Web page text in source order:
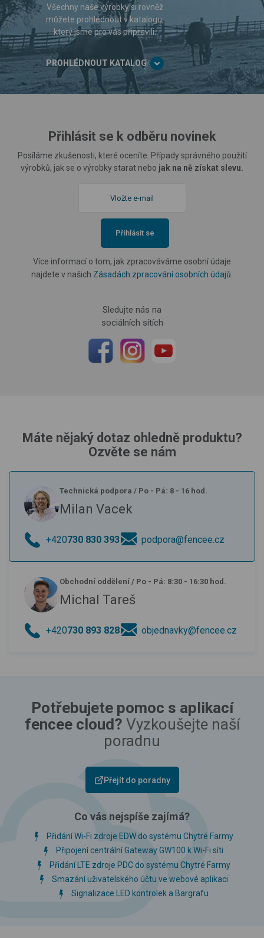
Všechny naše výrobky si rovněž
můžete prohlédnout v katalogu,
který jsme pro vás připravili.
PROHLÉDNOUT KATALOG
Přihlásit se k odběru novinek
Posíláme zkušenosti, které oceníte. Případy správného použití
výrobků, jak se o výrobky starat nebo jak na ně získat slevu.
Přihlásit se
Více informací o tom, jak zpracováváme osobní údaje
najdete v našich Zásadách zpracování osobních údajů
Sledujte nás na
sociálních sítích
Máte nějaký dotaz ohledně produktu?
Ozvěte se nám
Technická podpora / Po - Pá: 8 - 16 hod.
Milan Vacek
+420730 830 393 podpora@fencee.cz
Obchodní oddělení / Po - Pá: 8:30 - 16:30 hod.
Michal Tareš
+420730 893 828 objednavky@fencee.cz
Potřebujete pomoc s aplikací
fencee cloud? Vyzkoušejte naší
poradnu
Přejít do poradny
Co vás nejspíše zajímá?
Přidání Wi-Fi zdroje EDW do systému Chytré Farmy
Připojení centrální Gateway GW100 k Wi-Fi síti
Přidání LTE zdroje PDC do systému Chytré Farmy
Smazání uživatelského účtu ve webové aplikaci
Signalizace LED kontrolek a Bargrafu